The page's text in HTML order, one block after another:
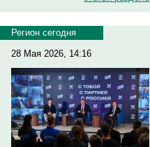
Регион сегодня
28 Мая 2026, 14:16